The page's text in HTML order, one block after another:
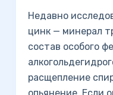
Недавно
цинк — минерал
состав особого
расщепление